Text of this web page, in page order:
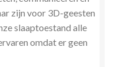
zijn voor 3D-geesten
slaaptoestand alle
omdat er geen